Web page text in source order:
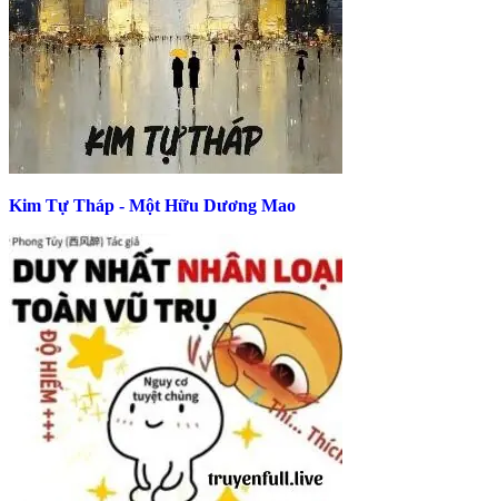
Kim Tự Tháp - Một Hữu Dương Mao